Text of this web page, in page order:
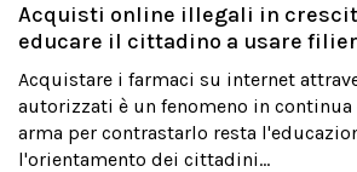
Acquisti online illegali in
educare il cittadino a usare
Acquistare i farmaci su internet
autorizzati è un fenomeno in
arma per contrastarlo resta
l'orientamento dei cittadini...